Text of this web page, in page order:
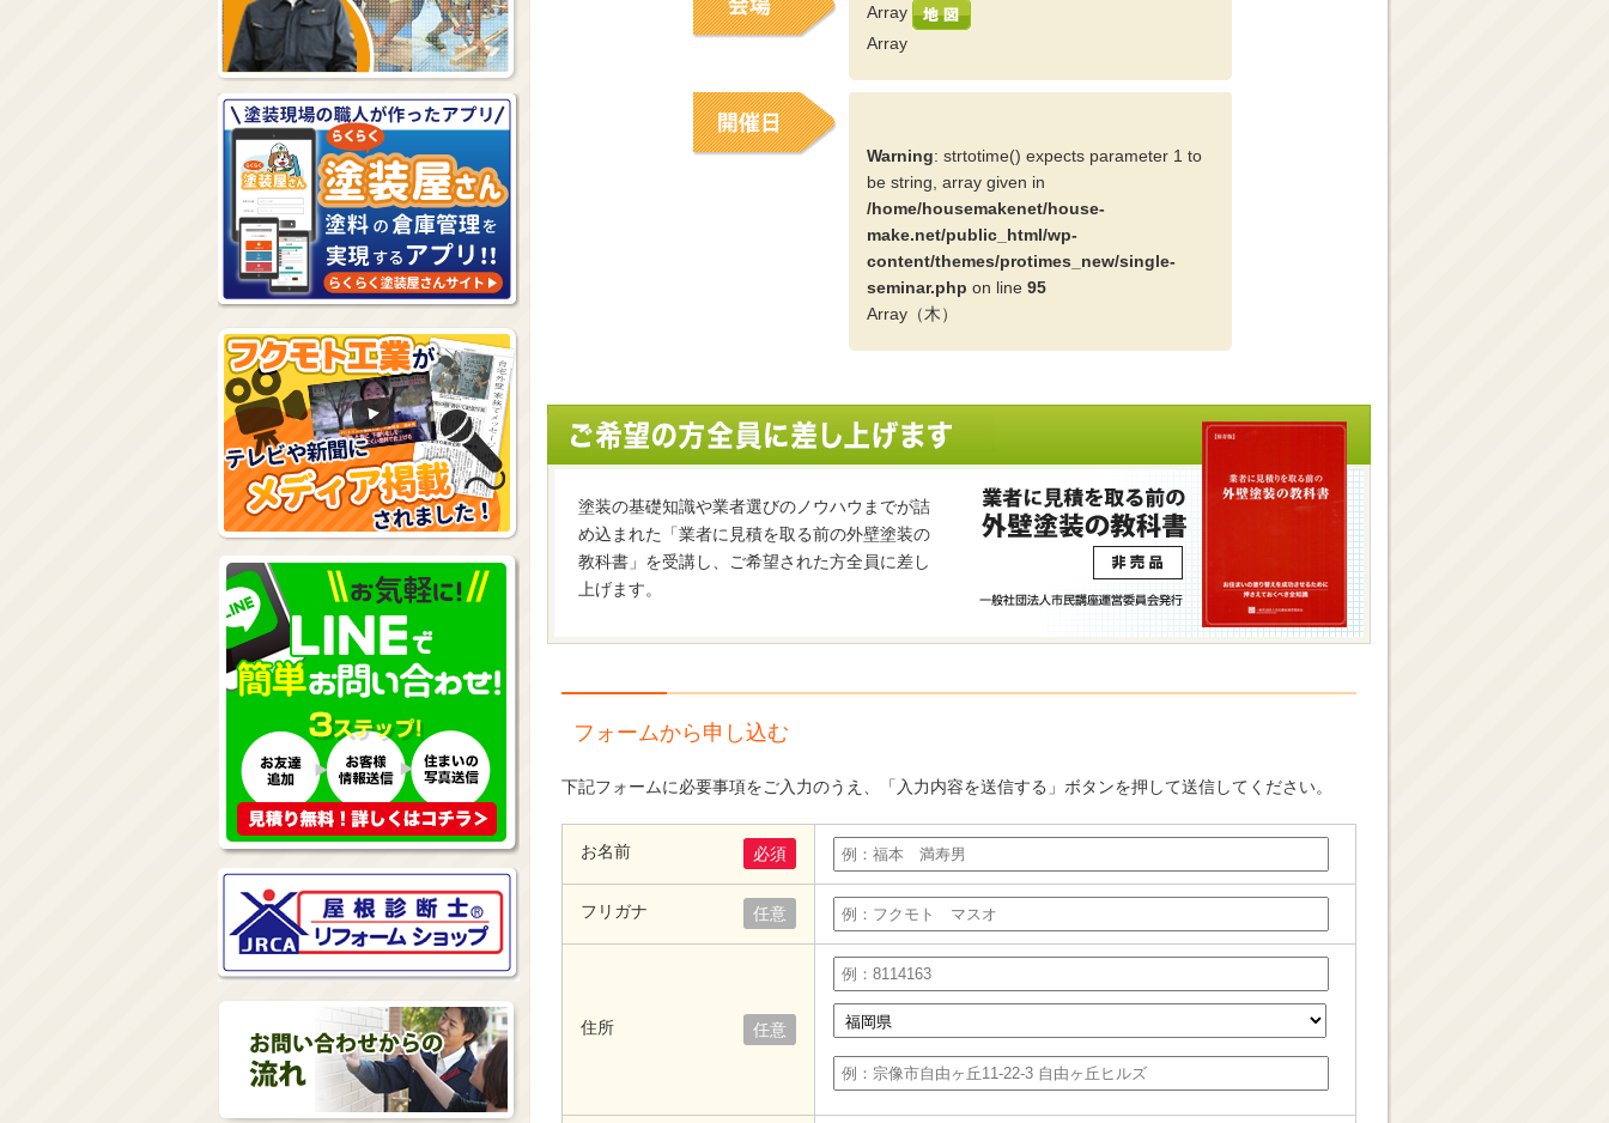
Array
Array
Warning: strtotime() expects parameter 1 to
be string, array given in
/home/housemakenet/house-
make.net/public_html/wp-
content/themes/protimes_new/single-
seminar.php on line 95
Array（木）
塗装の基礎知識や業者選びのノウハウまでが詰
め込まれた「業者に見積を取る前の外壁塗装の
教科書」を受講し、ご希望された方全員に差し
上げます。
フォームから申し込む
下記フォームに必要事項をご入力のうえ、「入力内容を送信する」ボタンを押して送信してください。
お名前 必須
フリガナ 任意
住所 任意